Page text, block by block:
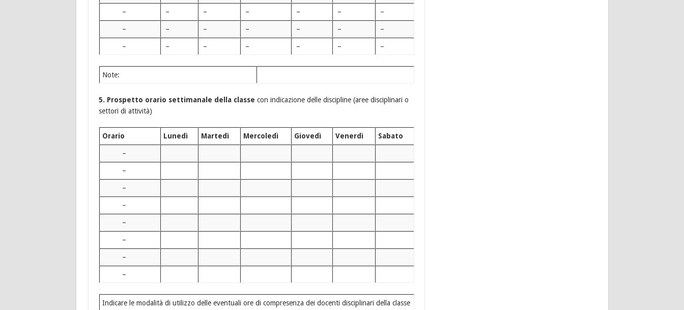
– – – – – – –
– – – – – – –
– – – – – – –
Note:
5. Prospetto orario settimanale della classe con indicazione delle discipline (aree disciplinari o
settori di attività)
Orario Lunedì Martedì Mercoledì Giovedì Venerdì Sabato
–
–
–
–
–
–
–
–
Indicare le modalità di utilizzo delle eventuali ore di compresenza dei docenti disciplinari della classe